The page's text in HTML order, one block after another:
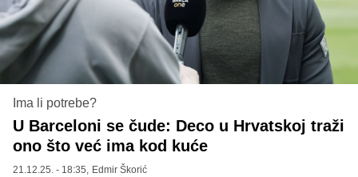
Ima li potrebe?
U Barceloni se čude: Deco u Hrvatskoj traži
ono što već ima kod kuće
21.12.25. - 18:35, Edmir Škorić